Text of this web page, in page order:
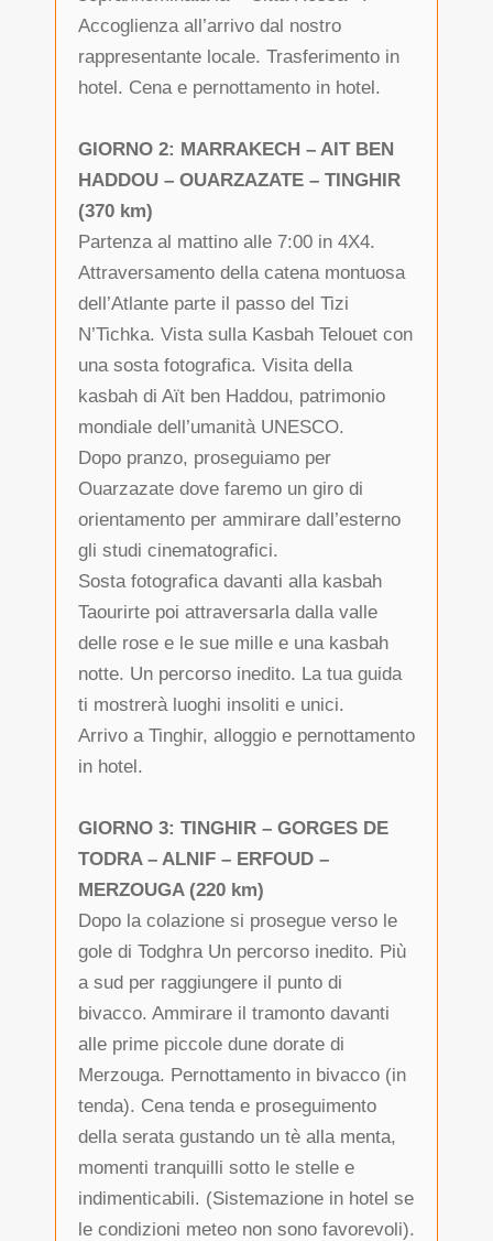
Accoglienza all’arrivo dal nostro
rappresentante locale. Trasferimento in
hotel. Cena e pernottamento in hotel.
GIORNO 2: MARRAKECH – AIT BEN
HADDOU – OUARZAZATE – TINGHIR
(370 km)
Partenza al mattino alle 7:00 in 4X4.
Attraversamento della catena montuosa
dell’Atlante parte il passo del Tizi
N’Tichka. Vista sulla Kasbah Telouet con
una sosta fotografica. Visita della
kasbah di Aït ben Haddou, patrimonio
mondiale dell’umanità UNESCO.
Dopo pranzo, proseguiamo per
Ouarzazate dove faremo un giro di
orientamento per ammirare dall’esterno
gli studi cinematografici.
Sosta fotografica davanti alla kasbah
Taourirte poi attraversarla dalla valle
delle rose e le sue mille e una kasbah
notte. Un percorso inedito. La tua guida
ti mostrerà luoghi insoliti e unici.
Arrivo a Tinghir, alloggio e pernottamento
in hotel.
GIORNO 3: TINGHIR – GORGES DE
TODRA – ALNIF – ERFOUD –
MERZOUGA (220 km)
Dopo la colazione si prosegue verso le
gole di Todghra Un percorso inedito. Più
a sud per raggiungere il punto di
bivacco. Ammirare il tramonto davanti
alle prime piccole dune dorate di
Merzouga. Pernottamento in bivacco (in
tenda). Cena tenda e proseguimento
della serata gustando un tè alla menta,
momenti tranquilli sotto le stelle e
indimenticabili. (Sistemazione in hotel se
le condizioni meteo non sono favorevoli).